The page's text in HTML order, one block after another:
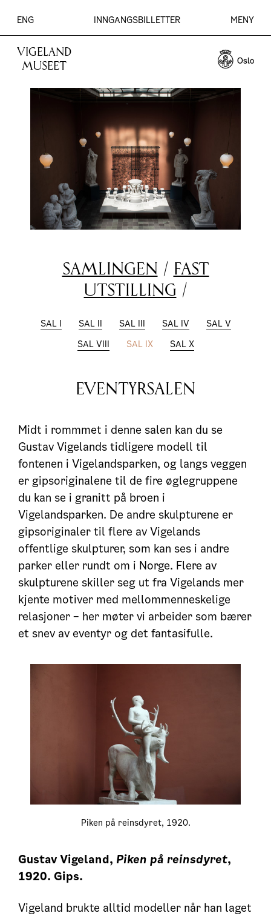
VIGELAND
MUSEET
INNGANGSBILLETTER
ENG MENY
SAMLINGEN / FAST
UTSTILLING /
SAL I SAL II SAL III SAL IV
SAL V
SAL VIII
SAL IX SAL X
EVENTYRSALEN
Midt i rommmet i denne salen kan du se
Gustav Vigelands tidligere modell til
fontenen i Vigelandsparken, og langs veggen
er gipsoriginalene til de fire øglegruppene
du kan se i granitt på broen i
Vigelandsparken. De andre skulpturene er
gipsoriginaler til flere av Vigelands
offentlige skulpturer, som kan ses i andre
parker eller rundt om i Norge. Flere av
skulpturene skiller seg ut fra Vigelands mer
kjente motiver med mellommenneskelige
relasjoner – her møter vi arbeider som bærer
et snev av eventyr og det fantasifulle.
Piken på reinsdyret, 1920.
Gustav Vigeland, Piken på reinsdyret,
1920. Gips.
Vigeland brukte alltid modeller når han laget